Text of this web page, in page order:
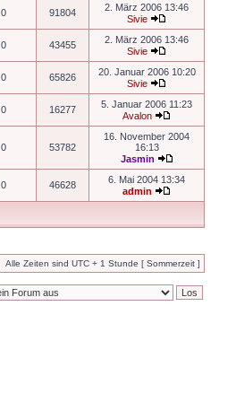
0 91804
2. März 2006 13:46
Sivie
0 43455
2. März 2006 13:46
Sivie
0 65826
20. Januar 2006 10:20
Sivie
0 16277
5. Januar 2006 11:23
Avalon
0 53782
16. November 2004
16:13
Jasmin
0 46628
6. Mai 2004 13:34
admin
Alle Zeiten sind UTC + 1 Stunde [ Sommerzeit ]